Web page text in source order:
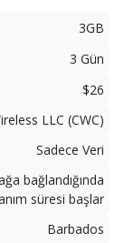
3GB
3 Gün
$26
LLC (CWC)
Sadece Veri
bağlandığında
süresi başlar
Barbados